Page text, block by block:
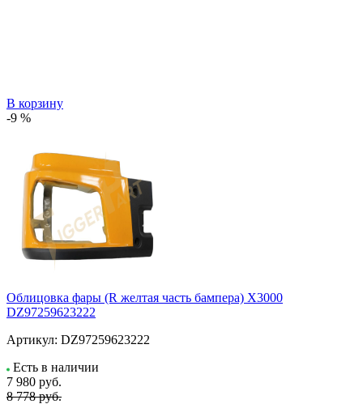
В корзину
-9 %
Облицовка фары (R желтая часть бампера) X3000
DZ97259623222
Артикул: DZ97259623222
Есть в наличии
7 980 руб.
8 778 руб.